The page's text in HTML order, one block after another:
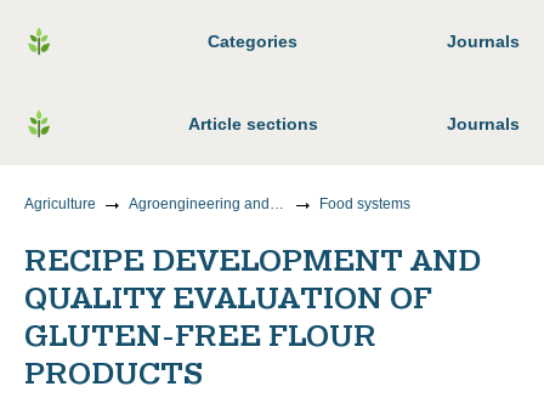
Categories Journals
Article sections Journals
Agriculture Agroengineering and food technology Food systems
RECIPE DEVELOPMENT AND
QUALITY EVALUATION OF
GLUTEN-FREE FLOUR
PRODUCTS